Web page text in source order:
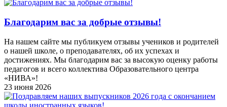
Благодарим вас за добрые отзывы!
На нашем сайте мы публикуем отзывы учеников и родителей
о нашей школе, о преподавателях, об их успехах и
достижениях. Мы благодарим вас за высокую оценку работы
педагогов и всего коллектива Образовательного центра
«НИВА»!
23 июня 2026